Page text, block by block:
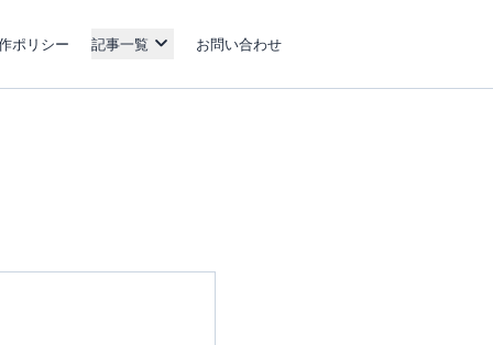
ポリシー 記事一覧 お問い合わせ